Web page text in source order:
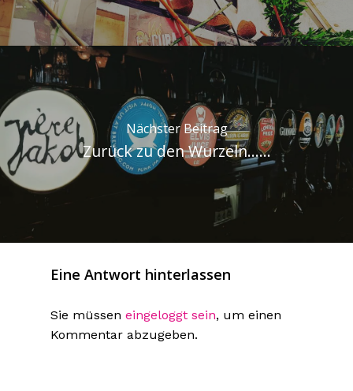
Nächster Beitrag
Zurück zu den Wurzeln......
Eine Antwort hinterlassen
Sie müssen eingeloggt sein, um einen
Kommentar abzugeben.